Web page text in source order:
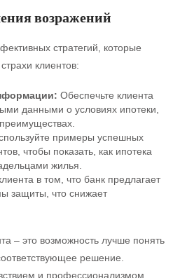
возражений
стратегий, которые
клиентов:
Обеспечьте клиента
данными о условиях ипотеки,
примеры успешных
чтобы показать, как ипотека
жилья.
в том, что банк предлагает
защиты, что снижает
– это возможность лучше понять
решение.
и профессионализмом,